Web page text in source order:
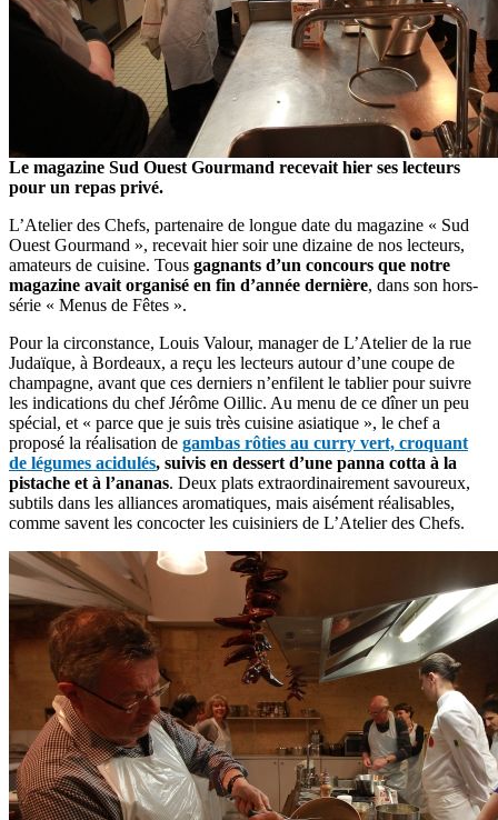
Le magazine Sud Ouest Gourmand recevait hier ses lecteurs
pour un repas privé.
L’Atelier des Chefs, partenaire de longue date du magazine « Sud
Ouest Gourmand », recevait hier soir une dizaine de nos lecteurs,
amateurs de cuisine. Tous gagnants d’un concours que notre
magazine avait organisé en fin d’année dernière, dans son hors-
série « Menus de Fêtes ».
Pour la circonstance, Louis Valour, manager de L’Atelier de la rue
Judaïque, à Bordeaux, a reçu les lecteurs autour d’une coupe de
champagne, avant que ces derniers n’enfilent le tablier pour suivre
les indications du chef Jérôme Oillic. Au menu de ce dîner un peu
spécial, et « parce que je suis très cuisine asiatique », le chef a
proposé la réalisation de gambas rôties au curry vert, croquant
de légumes acidulés, suivis en dessert d’une panna cotta à la
pistache et à l’ananas. Deux plats extraordinairement savoureux,
subtils dans les alliances aromatiques, mais aisément réalisables,
comme savent les concocter les cuisiniers de L’Atelier des Chefs.